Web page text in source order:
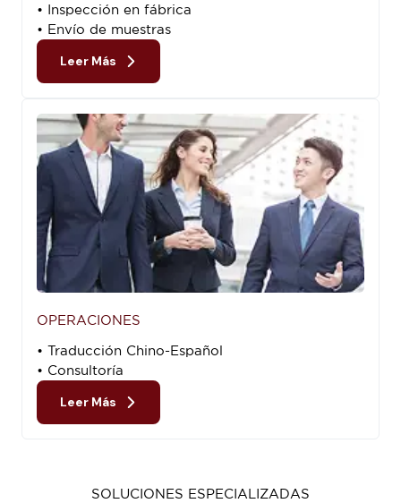
• Inspección en fábrica
• Envío de muestras
Leer Más
OPERACIONES
• Traducción Chino-Español
• Consultoría
Leer Más
SOLUCIONES ESPECIALIZADAS